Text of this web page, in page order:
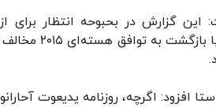
این گزارش در بحبوحه انتظار
اسراییل
افزود: اگرچه، روزنامه یدیعوت